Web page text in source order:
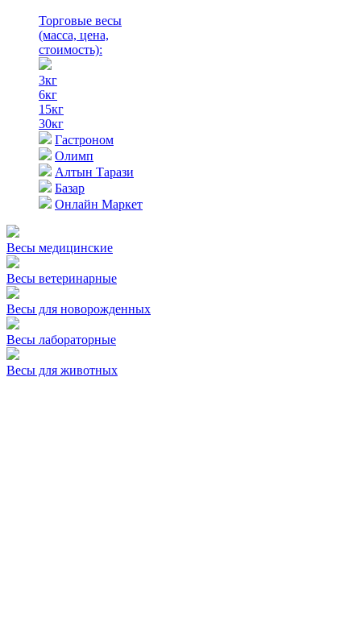
Торговые весы
(масса, цена,
стоимость):
3кг
6кг
15кг
30кг
Гастроном
Олимп
Алтын Тарази
Базар
Онлайн Маркет
Весы медицинские
Весы ветеринарные
Весы для новорожденных
Весы лабораторные
Весы для животных